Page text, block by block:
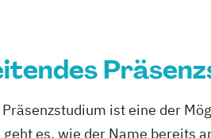
ist eine der
es, wie der Name bereits